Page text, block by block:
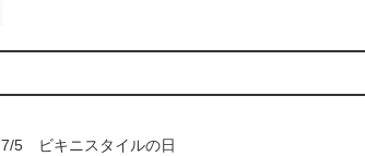
7/5 ビキニスタイルの日